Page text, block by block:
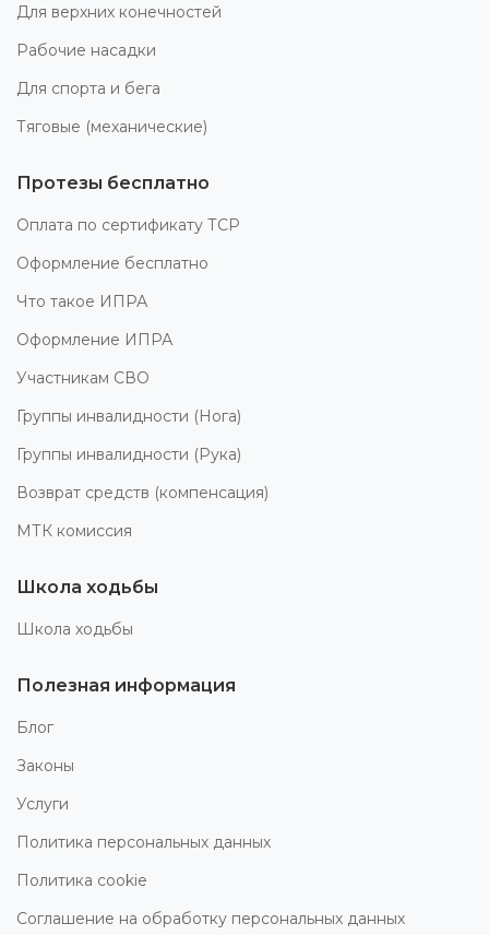
Для верхних конечностей
Рабочие насадки
Для спорта и бега
Тяговые (механические)
Протезы бесплатно
Оплата по сертификату ТСР
Оформление бесплатно
Что такое ИПРА
Оформление ИПРА
Участникам СВО
Группы инвалидности (Нога)
Группы инвалидности (Рука)
Возврат средств (компенсация)
МТК комиссия
Школа ходьбы
Школа ходьбы
Полезная информация
Блог
Законы
Услуги
Политика персональных данных
Политика cookie
Соглашение на обработку персональных данных